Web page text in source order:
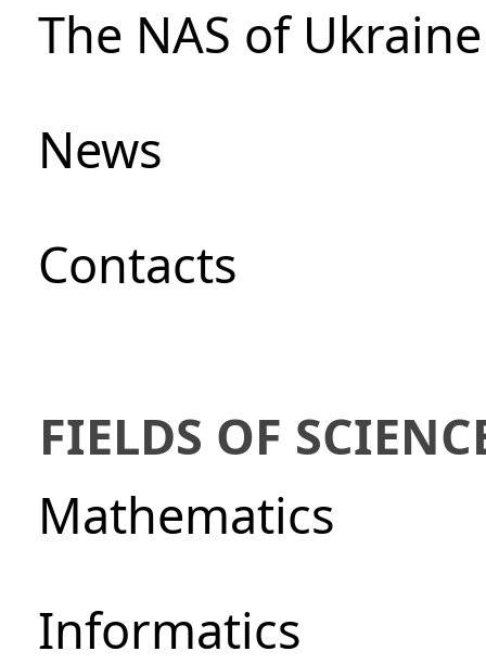
The NAS of
News
Сontacts
FIELDS OF
Mathematics
Informatics